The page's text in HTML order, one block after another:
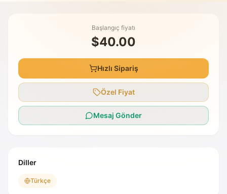
Başlangıç fiyatı
$40.00
Hızlı Sipariş
Özel Fiyat
Mesaj Gönder
Diller
Türkçe